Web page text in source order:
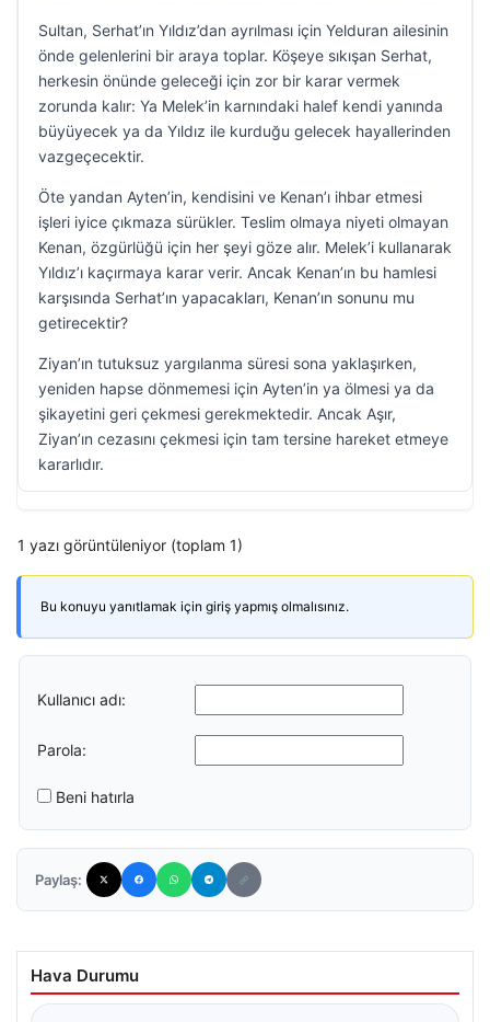
Sultan, Serhat’ın Yıldız’dan ayrılması için Yelduran ailesinin
önde gelenlerini bir araya toplar. Köşeye sıkışan Serhat,
herkesin önünde geleceği için zor bir karar vermek
zorunda kalır: Ya Melek’in karnındaki halef kendi yanında
büyüyecek ya da Yıldız ile kurduğu gelecek hayallerinden
vazgeçecektir.
Öte yandan Ayten’in, kendisini ve Kenan’ı ihbar etmesi
işleri iyice çıkmaza sürükler. Teslim olmaya niyeti olmayan
Kenan, özgürlüğü için her şeyi göze alır. Melek’i kullanarak
Yıldız’ı kaçırmaya karar verir. Ancak Kenan’ın bu hamlesi
karşısında Serhat’ın yapacakları, Kenan’ın sonunu mu
getirecektir?
Ziyan’ın tutuksuz yargılanma süresi sona yaklaşırken,
yeniden hapse dönmemesi için Ayten’in ya ölmesi ya da
şikayetini geri çekmesi gerekmektedir. Ancak Aşır,
Ziyan’ın cezasını çekmesi için tam tersine hareket etmeye
kararlıdır.
1 yazı görüntüleniyor (toplam 1)
Bu konuyu yanıtlamak için giriş yapmış olmalısınız.
Kullanıcı adı:
Parola:
Beni hatırla
Paylaş:
Hava Durumu